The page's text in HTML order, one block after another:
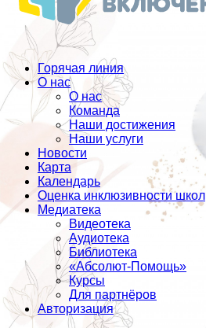
Горячая линия
О нас
О нас
Команда
Наши достижения
Наши услуги
Новости
Карта
Календарь
Оценка инклюзивности школ
Медиатека
Видеотека
Аудиотека
Библиотека
«Абсолют-Помощь»
Курсы
Для партнёров
Авторизация